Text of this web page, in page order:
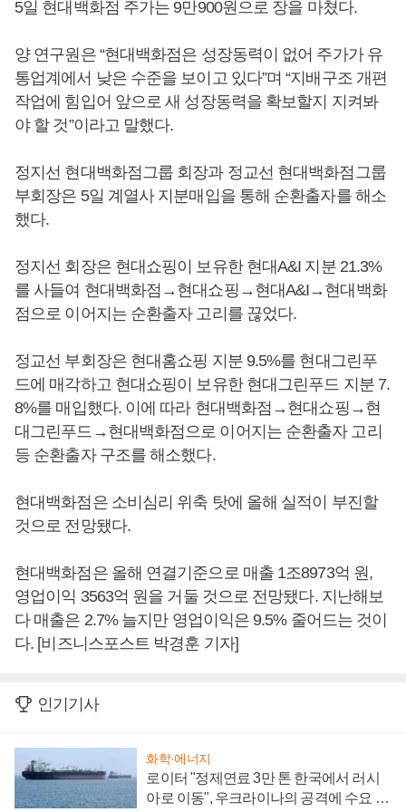
5일 현대백화점 주가는 9만900원으로 장을 마쳤다.
양 연구원은 “현대백화점은 성장동력이 없어 주가가 유
통업계에서 낮은 수준을 보이고 있다”며 “지배구조 개편
작업에 힘입어 앞으로 새 성장동력을 확보할지 지켜봐
야 할 것”이라고 말했다.
정지선 현대백화점그룹 회장과 정교선 현대백화점그룹
부회장은 5일 계열사 지분매입을 통해 순환출자를 해소
했다.
정지선 회장은 현대쇼핑이 보유한 현대A&I 지분 21.3%
를 사들여 현대백화점→현대쇼핑→현대A&I→현대백화
점으로 이어지는 순환출자 고리를 끊었다.
정교선 부회장은 현대홈쇼핑 지분 9.5%를 현대그린푸
드에 매각하고 현대쇼핑이 보유한 현대그린푸드 지분 7.
8%를 매입했다. 이에 따라 현대백화점→현대쇼핑→현
대그린푸드→현대백화점으로 이어지는 순환출자 고리
등 순환출자 구조를 해소했다.
현대백화점은 소비심리 위축 탓에 올해 실적이 부진할
것으로 전망됐다.
현대백화점은 올해 연결기준으로 매출 1조8973억 원,
영업이익 3563억 원을 거둘 것으로 전망됐다. 지난해보
다 매출은 2.7% 늘지만 영업이익은 9.5% 줄어드는 것이
다. [비즈니스포스트 박경훈 기자]
인기기사
화학·에너지
로이터 "정제연료 3만 톤 한국에서 러시
아로 이동", 우크라이나의 공격에 수요 늘